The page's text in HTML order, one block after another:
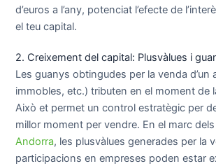
d’euros a l’any, potenciat l’efecte de
el teu capital.
2. Creixement del capital: Plusvàlues i
Les guanys obtingudes per la venda d’un
immobles, etc.) tributen en el moment de
Això et permet un control estratègic per
millor moment per vendre. En el marc dels
Andorra, les plusvàlues generades per la
participacions en empreses poden estar